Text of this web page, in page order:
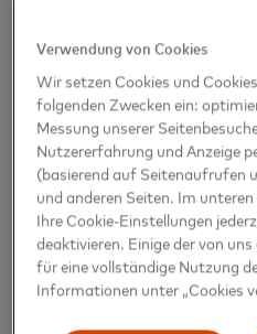
Über Mastercard
Mastercard(NYSE: MA) ist
Technologieunternehmen im
schnellsten
verbindet Mastercard
Regierungen und
Gebieten. Die Produkte und
gestalten die alltäglichen
Beteiligten einfacher, sicherer
Einkaufen und Reisen ebenso
und die Verwaltung von
Twitter@MastercardDE,
Verwendung von Cookies
Wir setzen Cookies und
folgenden Zwecken ein:
Messung unserer
Nutzererfahrung und Anzeige
(basierend auf Seitenaufrufen
und anderen Seiten. Im
Ihre Cookie-Einstellungen
deaktivieren. Einige der von
für eine vollständige Nutzung
Informationen unter „Cookies